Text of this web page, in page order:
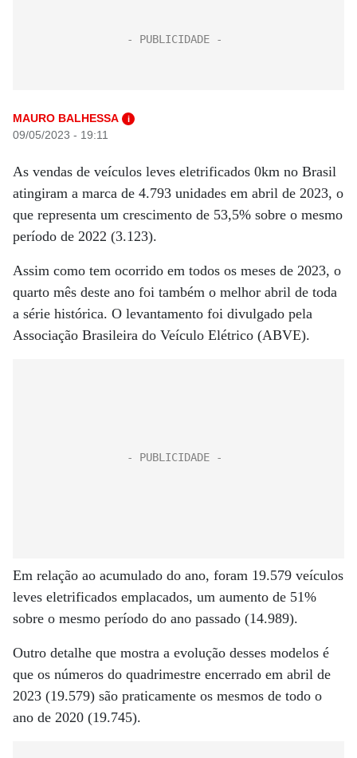
MAURO BALHESSA i
09/05/2023 - 19:11
As vendas de veículos leves eletrificados 0km no Brasil
atingiram a marca de 4.793 unidades em abril de 2023, o
que representa um crescimento de 53,5% sobre o mesmo
período de 2022 (3.123).
Assim como tem ocorrido em todos os meses de 2023, o
quarto mês deste ano foi também o melhor abril de toda
a série histórica. O levantamento foi divulgado pela
Associação Brasileira do Veículo Elétrico (ABVE).
Em relação ao acumulado do ano, foram 19.579 veículos
leves eletrificados emplacados, um aumento de 51%
sobre o mesmo período do ano passado (14.989).
Outro detalhe que mostra a evolução desses modelos é
que os números do quadrimestre encerrado em abril de
2023 (19.579) são praticamente os mesmos de todo o
ano de 2020 (19.745).